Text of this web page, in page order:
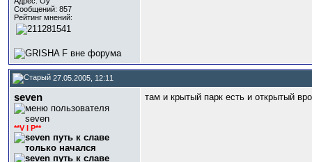
Сообщений: 857
Рейтинг мнений:
27.05.2005, 12:11
seven
**V I P**
там и крытый парк есть и открытый